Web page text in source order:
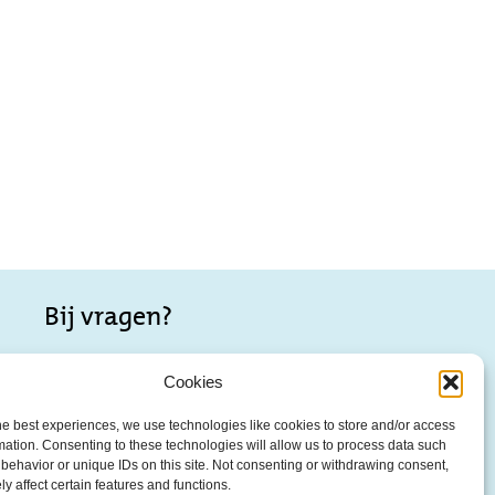
Cookies
best experiences, we use technologies like cookies to store and/or access
Consenting to these technologies will allow us to process data such
or unique IDs on this site. Not consenting or withdrawing consent,
affect certain features and functions.
Bij vragen?
Veelgestelde vragen
Contact